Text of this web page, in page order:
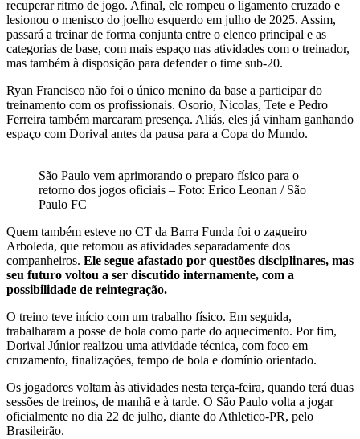
recuperar ritmo de jogo. Afinal, ele rompeu o ligamento cruzado e
lesionou o menisco do joelho esquerdo em julho de 2025. Assim,
passará a treinar de forma conjunta entre o elenco principal e as
categorias de base, com mais espaço nas atividades com o treinador,
mas também à disposição para defender o time sub-20.
Ryan Francisco não foi o único menino da base a participar do
treinamento com os profissionais. Osorio, Nicolas, Tete e Pedro
Ferreira também marcaram presença. Aliás, eles já vinham ganhando
espaço com Dorival antes da pausa para a Copa do Mundo.
São Paulo vem aprimorando o preparo físico para o
retorno dos jogos oficiais – Foto: Erico Leonan / São
Paulo FC
Quem também esteve no CT da Barra Funda foi o zagueiro
Arboleda, que retomou as atividades separadamente dos
companheiros. Ele segue afastado por questões disciplinares, mas
seu futuro voltou a ser discutido internamente, com a
possibilidade de reintegração.
O treino teve início com um trabalho físico. Em seguida,
trabalharam a posse de bola como parte do aquecimento. Por fim,
Dorival Júnior realizou uma atividade técnica, com foco em
cruzamento, finalizações, tempo de bola e domínio orientado.
Os jogadores voltam às atividades nesta terça-feira, quando terá duas
sessões de treinos, de manhã e à tarde. O São Paulo volta a jogar
oficialmente no dia 22 de julho, diante do Athletico-PR, pelo
Brasileirão.